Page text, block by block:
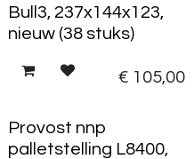
Bull3, 237x144x123,
nieuw (38 stuks)
€ 105,00
Provost nnp
palletstelling L8400,